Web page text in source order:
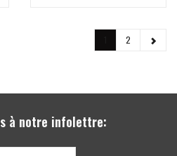
2
à notre infolettre: